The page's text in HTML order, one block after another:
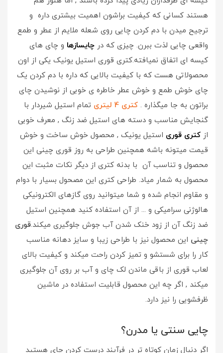
هستند کسانی که کیفیت براشون اهمیت بیشتری داره و
ترجیح میدن با دم کردن چایی روی شعله ملایم از عطر و طمع
واقعی چایی لذت ببرن. چیزی که در چایسازها و چای های
کیسه ای اتفاق نمیافته.کتری قوری استیل یونیک یکی از اون
محصولاتی هست که با کیفیت بالایی که داره با دم کردن یک
چای خوش طمع و خوش عطر خاطره ی خوبی از نوشیدن چای
براتون به جا میگذاره . کتری 4 لیتری
تمام استیل شیردار با
گنجایش مناسب و دسته های استیل ضد زنگ , معرف خوبی
از کتری قوری استیل یونیک , محصول خوش ساخت و خوش
قیمت میتونه باشه همچنین طراحی به روز قوری چینی این
محصول و تناسب آن با بدنه کتری از دیگر نکات مثبت این
محصول به شمار میاد. طراحی کتری این مصحول بسیار با دوام
و مقاوم انجام شده و شما میتوانید روی گازهای الکترونیکی
هالوژنی سرامیکی و ... از آن استفاده کنید همچنین استیل
ضد زنگ آن از زود خنک شدن آب جوش جلوگیری میکند.قوری
چینی این محصول نیز با طراحی زیبا و سایز دهانه مناسب
کار را برای شستشو و تمیز کردن راحت میکند و کیفیت بالای
لعاب قوری از باقی ماندن لک چای و آب بر روی آن جلوگیری
میکند , اگر چه این محصول قابلیت استفاده در ماشین
ظرفشویی را نیز دارد.
چایی سنتی یا مدرن؟
اگر دنبال زمان کوتاه تر در فرآیند درست کردن چای هستید